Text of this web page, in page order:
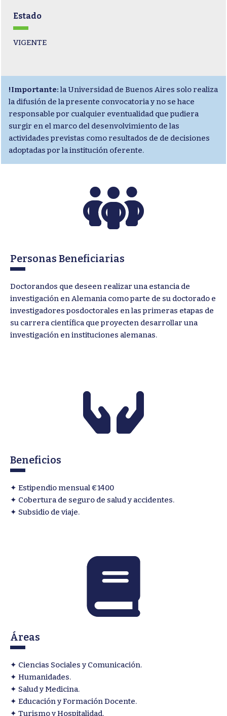
Estado
VIGENTE
!Importante: la Universidad de Buenos Aires solo realiza
la difusión de la presente convocatoria y no se hace
responsable por cualquier eventualidad que pudiera
surgir en el marco del desenvolvimiento de las
actividades previstas como resultados de de decisiones
adoptadas por la institución oferente.
Personas Beneficiarias
Doctorandos que deseen realizar una estancia de
investigación en Alemania como parte de su doctorado e
investigadores posdoctorales en las primeras etapas de
su carrera científica que proyecten desarrollar una
investigación en instituciones alemanas.
Beneficios
✦ Estipendio mensual €1400
✦ Cobertura de seguro de salud y accidentes.
✦ Subsidio de viaje.
Áreas
✦ Ciencias Sociales y Comunicación.
✦ Humanidades.
✦ Salud y Medicina.
✦ Educación y Formación Docente.
✦ Turismo y Hospitalidad.